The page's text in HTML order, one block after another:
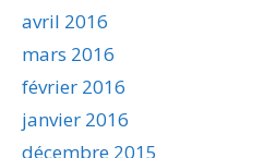
avril 2016
mars 2016
février 2016
janvier 2016
décembre 2015